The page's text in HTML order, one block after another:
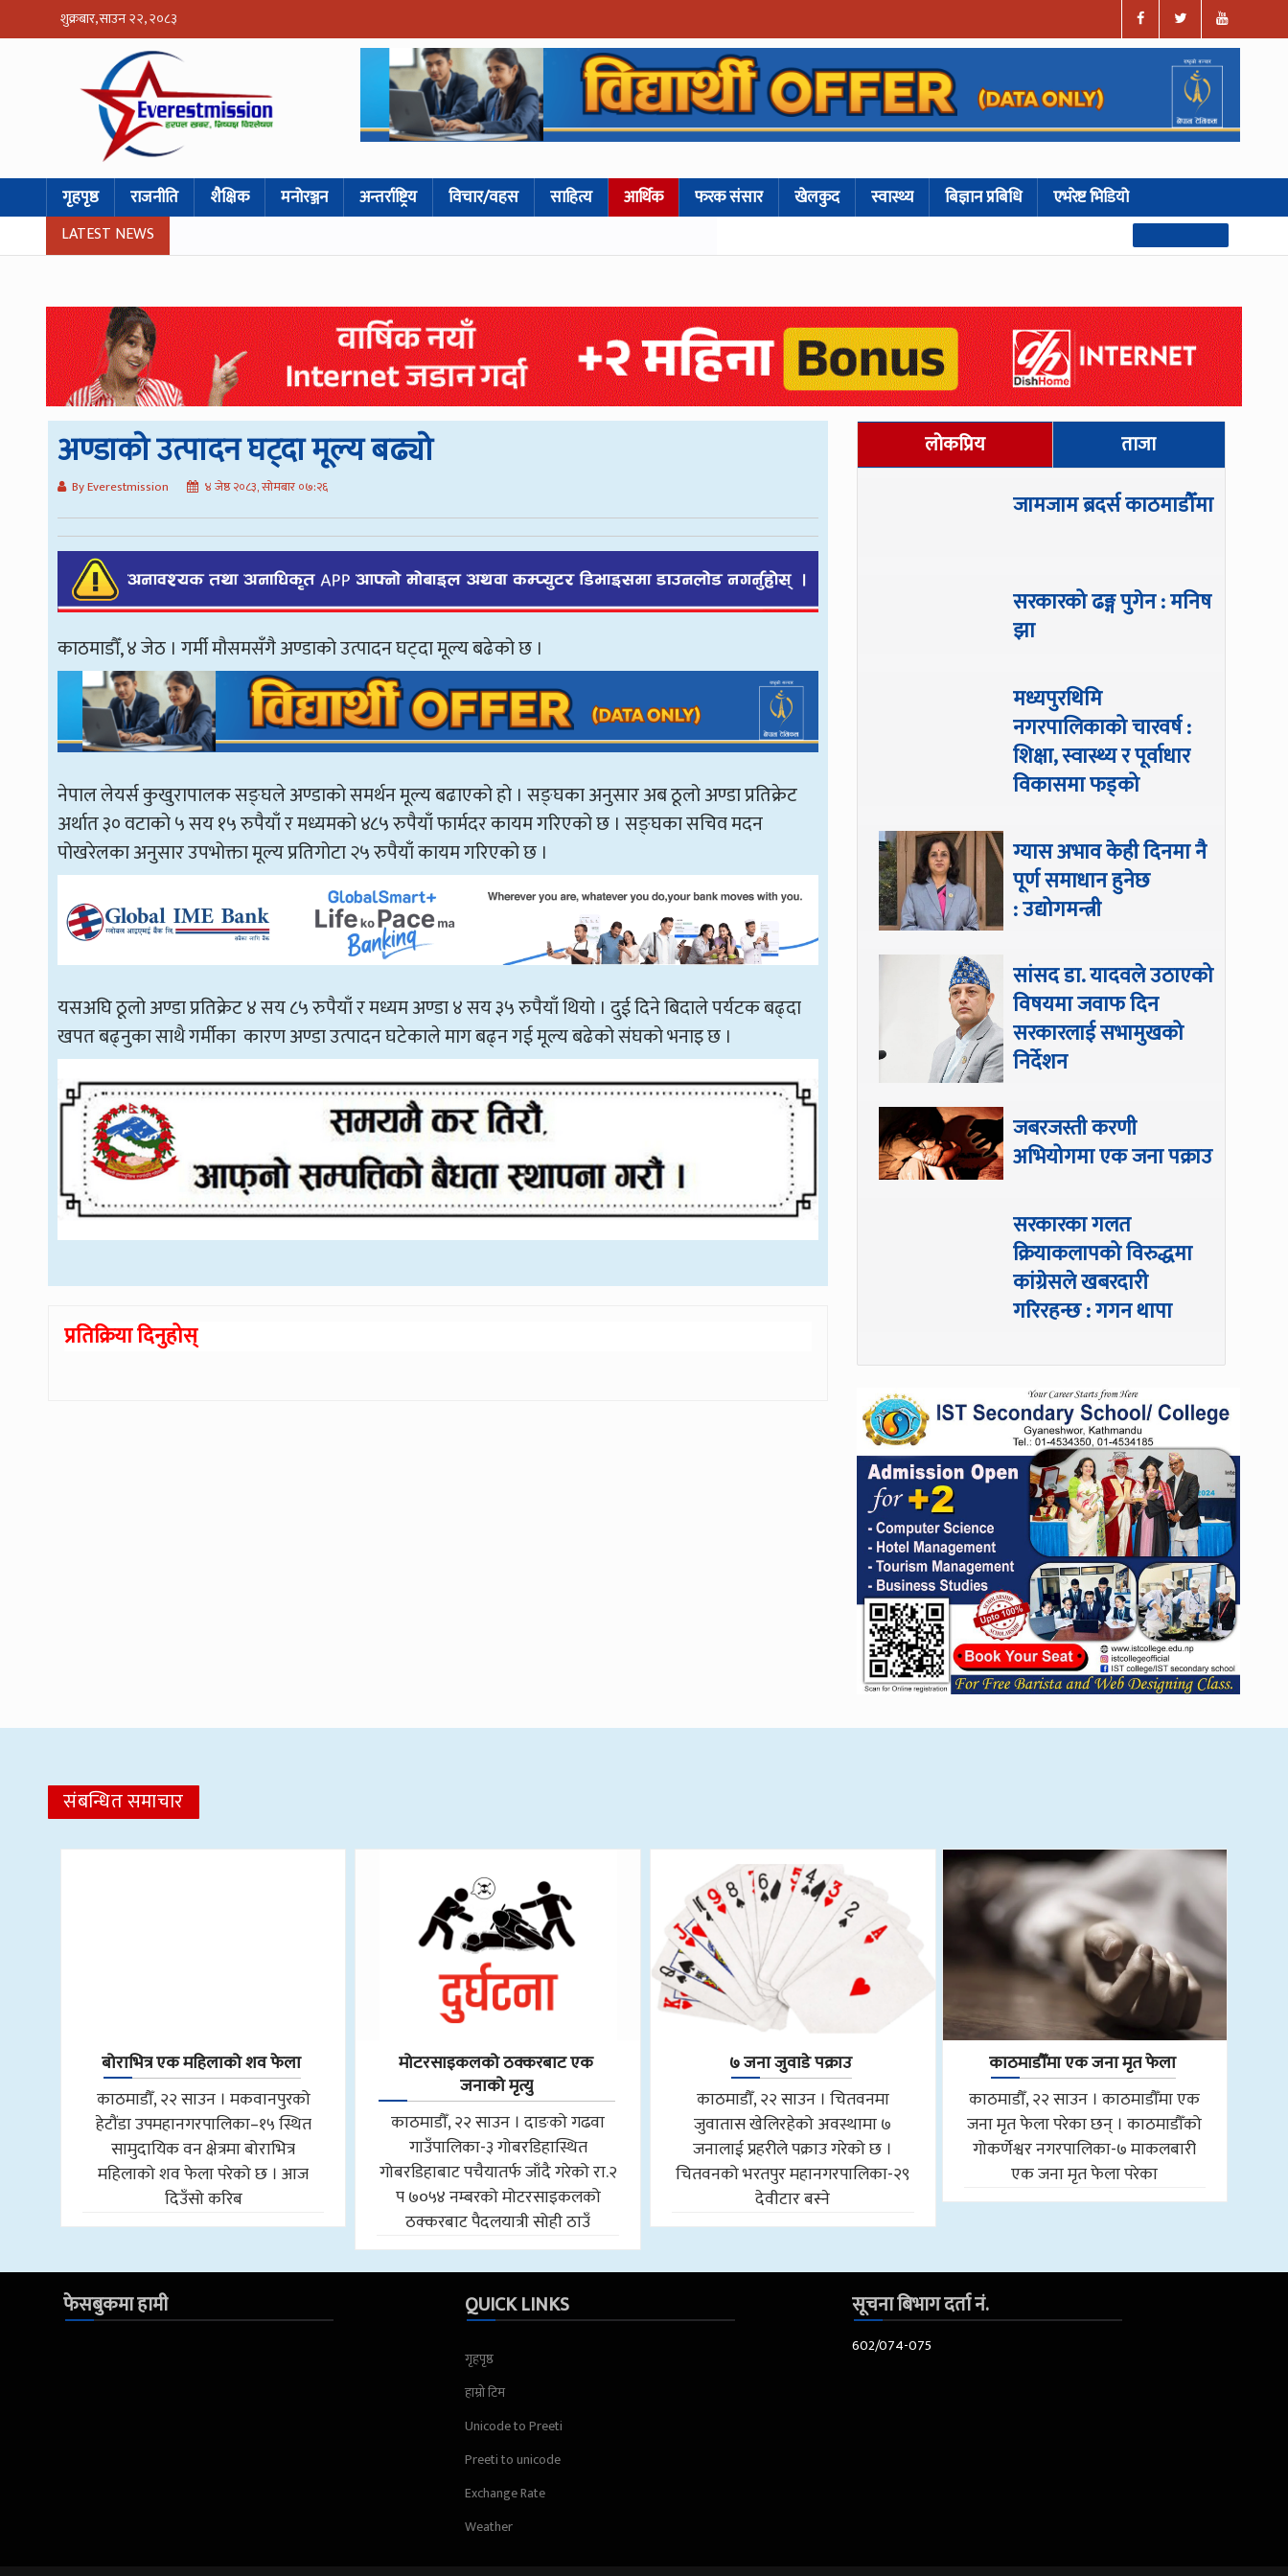
शुक्रबार, साउन २२, २०८३
गृहपृष्ठ राजनीति शैक्षिक मनोरञ्जन अन्तर्राष्ट्रिय विचार/वहस साहित्य आर्थिक फरक संसार खेलकुद स्वास्थ्य बिज्ञान प्रबिधि एभरेष्ट भिडियो
LATEST NEWS
अण्डाको उत्पादन घट्दा मूल्य बढ्यो
By Everestmission ४ जेष्ठ २०८३, सोमबार ०७:२६
काठमाडौँ, ४ जेठ । गर्मी मौसमसँगै अण्डाको उत्पादन घट्दा मूल्य बढेको छ ।
नेपाल लेयर्स कुखुरापालक सङ्घले अण्डाको समर्थन मूल्य बढाएको हो । सङ्घका अनुसार अब ठूलो अण्डा प्रतिक्रेट
अर्थात ३० वटाको ५ सय १५ रुपैयाँ र मध्यमको ४८५ रुपैयाँ फार्मदर कायम गरिएको छ । सङ्घका सचिव मदन
पोखरेलका अनुसार उपभोक्ता मूल्य प्रतिगोटा २५ रुपैयाँ कायम गरिएको छ ।
यसअघि ठूलो अण्डा प्रतिक्रेट ४ सय ८५ रुपैयाँ र मध्यम अण्डा ४ सय ३५ रुपैयाँ थियो । दुई दिने बिदाले पर्यटक बढ्दा
खपत बढ्नुका साथै गर्मीका कारण अण्डा उत्पादन घटेकाले माग बढ्न गई मूल्य बढेको संघको भनाइ छ ।
प्रतिक्रिया दिनुहोस्
लोकप्रिय ताजा
जामजाम ब्रदर्स काठमाडौँमा
सरकारको ढङ्ग पुगेन : मनिष
झा
मध्यपुरथिमि
नगरपालिकाको चारवर्ष :
शिक्षा, स्वास्थ्य र पूर्वाधार
विकासमा फड्को
ग्यास अभाव केही दिनमा नै
पूर्ण समाधान हुनेछ
: उद्योगमन्त्री
सांसद डा‍‍. यादवले उठाएको
विषयमा जवाफ दिन
सरकारलाई सभामुखको
निर्देशन
जबरजस्ती करणी
अभियोगमा एक जना पक्राउ
सरकारका गलत
क्रियाकलापको विरुद्धमा
कांग्रेसले खबरदारी
गरिरहन्छ : गगन थापा
संबन्धित समाचार
बोराभित्र एक महिलाको शव फेला
काठमाडौँ, २२ साउन । मकवानपुरको
हेटौंडा उपमहानगरपालिका–१५ स्थित
सामुदायिक वन क्षेत्रमा बोराभित्र
महिलाको शव फेला परेको छ । आज
दिउँसो करिब
मोटरसाइकलको ठक्करबाट एक
जनाको मृत्यु
काठमाडौँ, २२ साउन । दाङको गढवा
गाउँपालिका-३ गोबरडिहास्थित
गोबरडिहाबाट पचैयातर्फ जाँदै गरेको रा.२
प ७०५४ नम्बरको मोटरसाइकलको
ठक्करबाट पैदलयात्री सोही ठाउँ
७ जना जुवाडे पक्राउ
काठमाडौँ, २२ साउन । चितवनमा
जुवातास खेलिरहेको अवस्थामा ७
जनालाई प्रहरीले पक्राउ गरेको छ ।
चितवनको भरतपुर महानगरपालिका-२९
देवीटार बस्ने
काठमाडौँमा एक जना मृत फेला
काठमाडौँ, २२ साउन । काठमाडौँमा एक
जना मृत फेला परेका छन् । काठमाडौँको
गोकर्णेश्वर नगरपालिका-७ माकलबारी
एक जना मृत फेला परेका
फेसबुकमा हामी QUICK LINKS
गृहपृष्ठ
हाम्रो टिम
Unicode to Preeti
Preeti to unicode
Exchange Rate
Weather
सूचना बिभाग दर्ता नं.
602/074-075